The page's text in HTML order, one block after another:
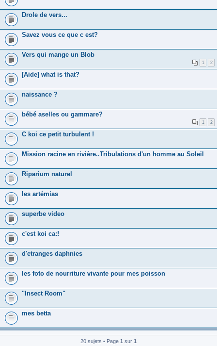
Drole de vers...
Savez vous ce que c est?
Vers qui mange un Blob
1 2
[Aide] what is that?
naissance ?
bébé aselles ou gammare?
1 2
C koi ce petit turbulent !
Mission racine en rivière..Tribulations d'un homme au Soleil
Riparium naturel
les artémias
superbe video
c'est koi ca:!
d'etranges daphnies
les foto de nourriture vivante pour mes poisson
"Insect Room"
mes betta
20 sujets • Page 1 sur 1